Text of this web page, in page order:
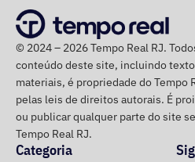
Deputados, o parlamentar havia
1.065.439,98 em bens. Na
dinheiro vivo.
Em quatro anos, o patrimônio
1.892.881,58, alta de 177,7%.
espécie saltou de R$ 50 mil
R$ 790 mil, ou 1.580%.
© 2024 – 2026 Tempo Real RJ.
conteúdo deste site, incluindo
materiais, é propriedade do Tempo
pelas leis de direitos autorais. É
ou publicar qualquer parte do site
Tempo Real RJ.
Categoria